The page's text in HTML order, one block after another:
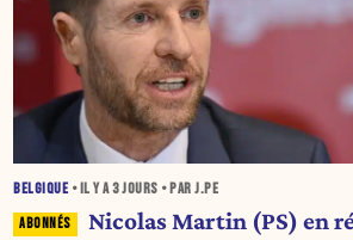
BELGIQUE • IL Y A3 JOURS • PAR J.PE
Nicolas Martin (PS) en